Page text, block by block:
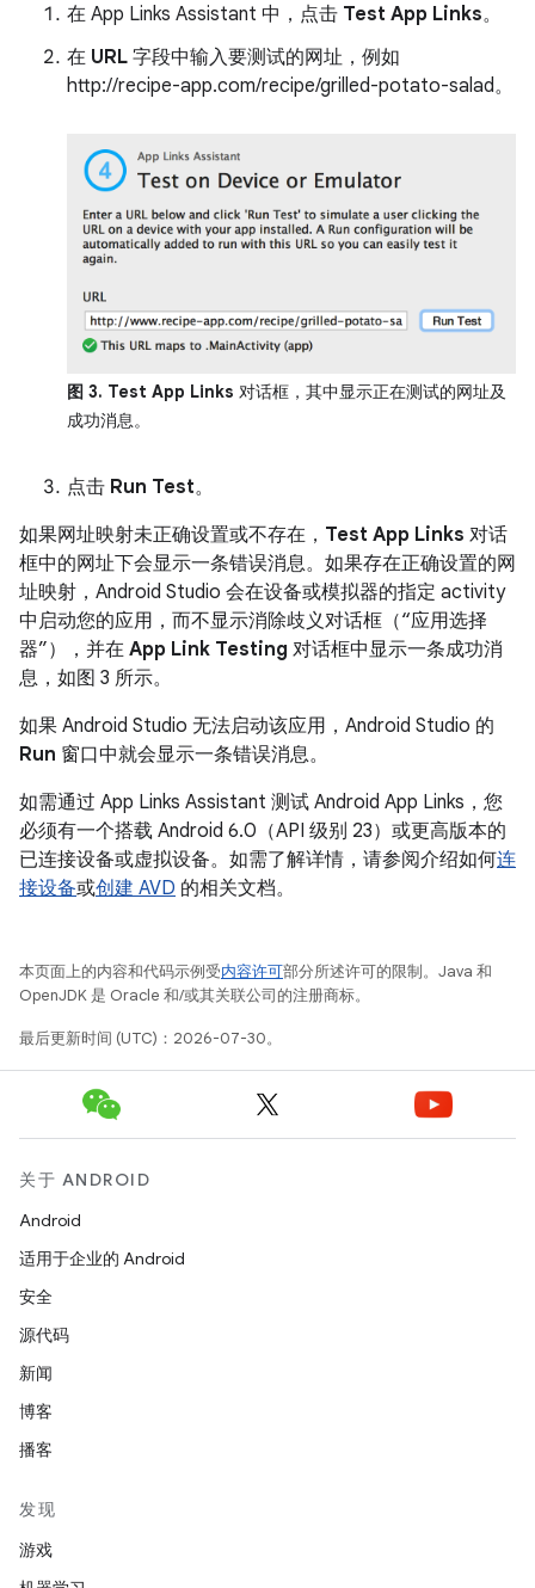
在 App Links Assistant 中，点击 Test App Links。
在 URL 字段中输入要测试的网址，例如
http://recipe-app.com/recipe/grilled-potato-salad。
图 3. Test App Links 对话框，其中显示正在测试的网址及
成功消息。
点击 Run Test。
如果网址映射未正确设置或不存在， Test App Links 对话
框中的网址下会显示一条错误消息。如果存在正确设置的网
址映射，Android Studio 会在设备或模拟器的指定 activity
中启动您的应用，而不显示消除歧义对话框（“应用选择
器”），并在 App Link Testing 对话框中显示一条成功消
息，如图 3 所示。
如果 Android Studio 无法启动该应用，Android Studio 的
Run 窗口中就会显示一条错误消息。
如需通过 App Links Assistant 测试 Android App Links，您
必须有一个搭载 Android 6.0（API 级别 23）或更高版本的
已连接设备或虚拟设备。如需了解详情，请参阅介绍如何连
接设备或创建 AVD 的相关文档。
本页面上的内容和代码示例受内容许可部分所述许可的限制。Java 和
OpenJDK 是 Oracle 和/或其关联公司的注册商标。
最后更新时间 (UTC)：2026-07-30。
关于 ANDROID
Android
适用于企业的 Android
安全
源代码
新闻
博客
播客
发现
游戏